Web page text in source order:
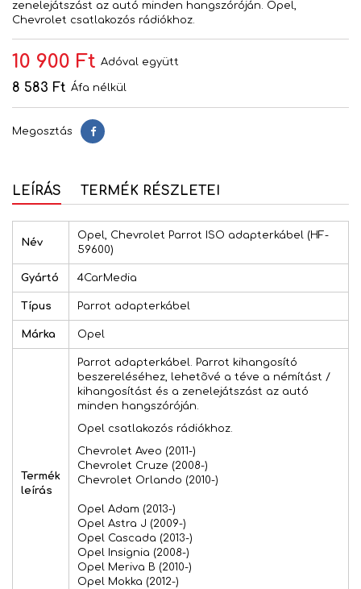
zenelejátszást az autó minden hangszóróján. Opel,
Chevrolet csatlakozós rádiókhoz.
10 900 Ft Adóval együtt
8 583 Ft Áfa nélkül
Megosztás Megosztás
LEÍRÁS TERMÉK RÉSZLETEI
Név
Opel, Chevrolet Parrot ISO adapterkábel (HF-
59600)
Gyártó 4CarMedia
Típus Parrot adapterkábel
Márka Opel
Termék
leírás
Parrot adapterkábel. Parrot kihangosító
beszereléséhez, lehetõvé a téve a némítást /
kihangosítást és a zenelejátszást az autó
minden hangszóróján.
Opel csatlakozós rádiókhoz.
Chevrolet Aveo (2011-)
Chevrolet Cruze (2008-)
Chevrolet Orlando (2010-)
Opel Adam (2013-)
Opel Astra J (2009-)
Opel Cascada (2013-)
Opel Insignia (2008-)
Opel Meriva B (2010-)
Opel Mokka (2012-)